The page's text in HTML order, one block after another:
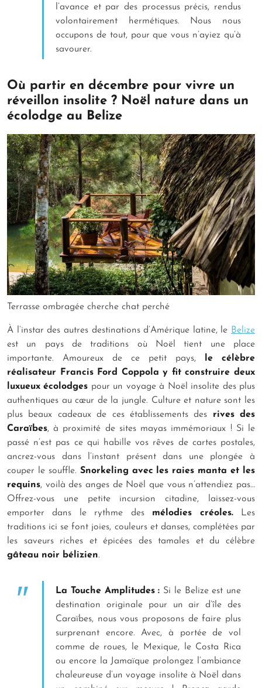
l’avance et par des processus précis, rendus
volontairement hermétiques. Nous nous
occupons de tout, pour que vous n’ayiez qu’à
savourer.
Où partir en décembre pour vivre un
réveillon insolite ? Noël nature dans un
écolodge au Belize
Terrasse ombragée cherche chat perché
À l’instar des autres destinations d’Amérique latine, le Belize
est un pays de traditions où Noël tient une place
importante. Amoureux de ce petit pays,
le célèbre
réalisateur Francis Ford Coppola y fit construire deux
luxueux écolodges pour un voyage à Noël insolite des plus
authentiques au cœur de la jungle. Culture et nature sont les
plus beaux cadeaux de ces établissements des rives des
Caraïbes, à proximité de sites mayas immémoriaux ! Si le
passé n’est pas ce qui habille vos rêves de cartes postales,
ancrez-vous dans l’instant présent dans une plongée à
couper le souffle. Snorkeling avec les raies manta et les
requins, voilà des anges de Noël que vous n’attendiez pas…
Offrez-vous une petite incursion citadine, laissez-vous
emporter dans le rythme des mélodies créoles.Les
traditions ici se font joies, couleurs et danses, complétées par
les saveurs riches et épicées des tamales et du célèbre
gâteau noir bélizien.
La Touche Amplitudes : Si le Belize est une
destination originale pour un air d’île des
Caraïbes, nous vous proposons de faire plus
surprenant encore. Avec, à portée de vol
comme de roues, le Mexique, le Costa Rica
ou encore la Jamaïque prolongez l’ambiance
chaleureuse d’un voyage insolite à Noël dans